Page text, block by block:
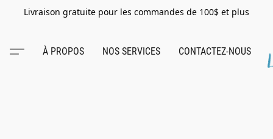
Livraison gratuite pour les commandes de 100$ et plus
À PROPOS NOS SERVICES CONTACTEZ-NOUS